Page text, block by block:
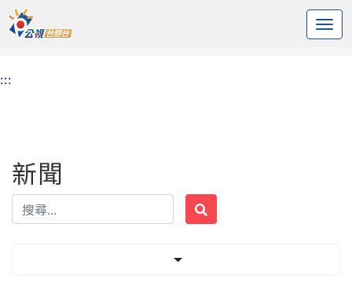
中央內容區塊
頭頁
:::
新聞